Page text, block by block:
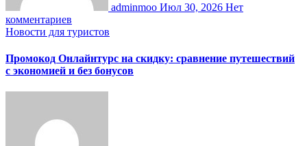
adminmoo Июл 30, 2026 Нет
комментариев
Новости для туристов
Промокод Онлайнтурс на скидку: сравнение путешествий
с экономией и без бонусов